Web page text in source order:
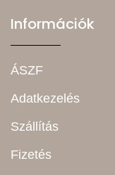
Információk
ÁSZF
Adatkezelés
Szállítás
Fizetés